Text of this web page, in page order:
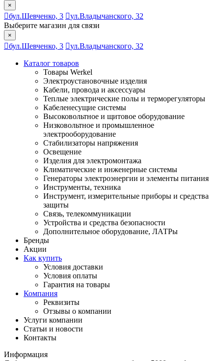
×
бул.Шевченко, 3
ул.Владычанского, 32
Выберите магазин для связи
×
бул.Шевченко, 3 ул.Владычанского, 32
Каталог товаров
Товары Werkel
Электроустановочные изделия
Кабели, провода и аксессуары
Теплые электрические полы и терморегуляторы
Кабеленесущие системы
Высоковольтное и щитовое оборудование
Низковольтное и промышленное
электрооборудование
Стабилизаторы напряжения
Освещение
Изделия для электромонтажа
Климатические и инженерные системы
Генераторы электроэнергии и элементы питания
Инструменты, техника
Инструмент, измерительные приборы и средства
защиты
Связь, телекоммуникации
Устройства и средства безопасности
Дополнительное оборудование, ЛАТРы
Бренды
Акции
Как купить
Условия доставки
Условия оплаты
Гарантия на товары
Компания
Реквизиты
Отзывы о компании
Услуги компании
Статьи и новости
Контакты
Информация